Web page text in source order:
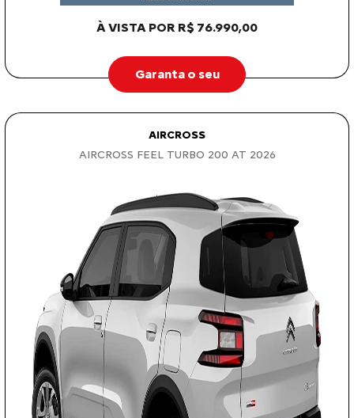
À VISTA POR R$ 76.990,00
Garanta o seu
AIRCROSS
AIRCROSS FEEL TURBO 200 AT 2026